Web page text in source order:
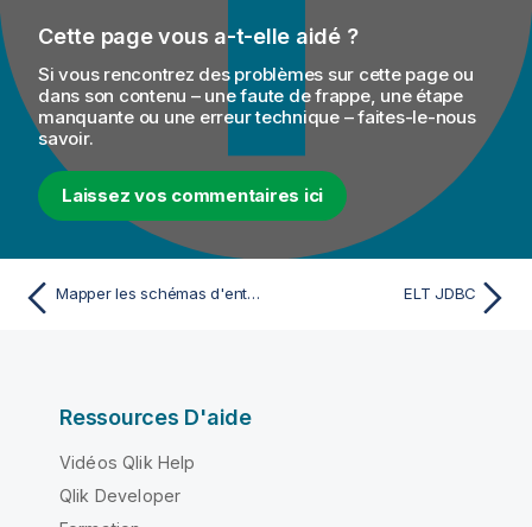
Cette page vous a-t-elle aidé ?
Si vous rencontrez des problèmes sur cette page ou
dans son contenu – une faute de frappe, une étape
manquante ou une erreur technique – faites-le-nous
savoir.
Laissez vos commentaires ici
Mapper les schémas d'entrée et de sortie ELT JDBC
Ressources D'aide
Vidéos Qlik Help
Qlik Developer